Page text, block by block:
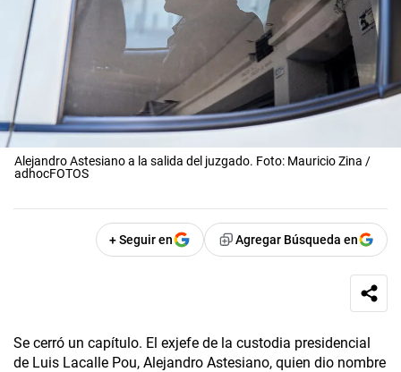
Alejandro Astesiano a la salida del juzgado. Foto: Mauricio Zina /
adhocFOTOS
+ Seguir en Agregar Búsqueda en
Se cerró un capítulo. El exjefe de la custodia presidencial
de Luis Lacalle Pou, Alejandro Astesiano, quien dio nombre